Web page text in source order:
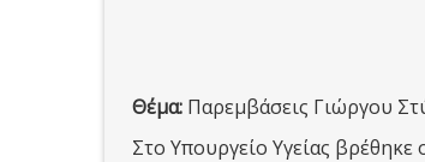
Θέμα: Παρεμβάσεις Γιώργου
Στο Υπουργείο Υγείας